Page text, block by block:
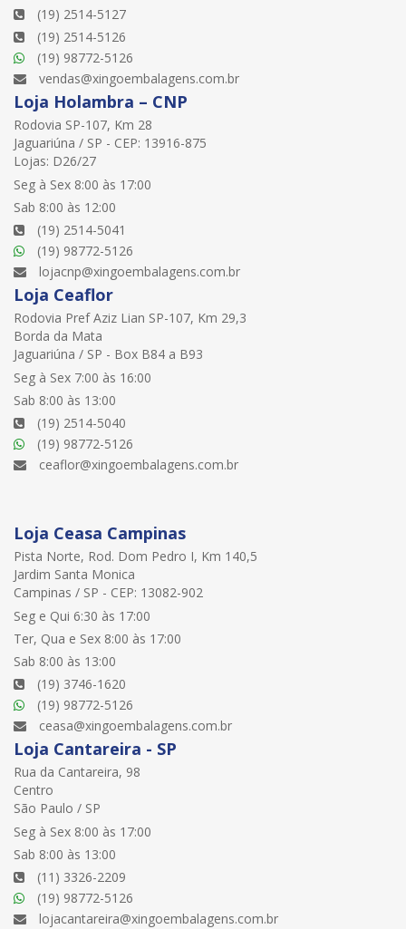
(19) 2514-5127
(19) 2514-5126
(19) 98772-5126
vendas@xingoembalagens.com.br
Loja Holambra – CNP
Rodovia SP-107, Km 28
Jaguariúna / SP - CEP: 13916-875
Lojas: D26/27
Seg à Sex 8:00 às 17:00
Sab 8:00 às 12:00
(19) 2514-5041
(19) 98772-5126
lojacnp@xingoembalagens.com.br
Loja Ceaflor
Rodovia Pref Aziz Lian SP-107, Km 29,3
Borda da Mata
Jaguariúna / SP - Box B84 a B93
Seg à Sex 7:00 às 16:00
Sab 8:00 às 13:00
(19) 2514-5040
(19) 98772-5126
ceaflor@xingoembalagens.com.br
Loja Ceasa Campinas
Pista Norte, Rod. Dom Pedro I, Km 140,5
Jardim Santa Monica
Campinas / SP - CEP: 13082-902
Seg e Qui 6:30 às 17:00
Ter, Qua e Sex 8:00 às 17:00
Sab 8:00 às 13:00
(19) 3746-1620
(19) 98772-5126
ceasa@xingoembalagens.com.br
Loja Cantareira - SP
Rua da Cantareira, 98
Centro
São Paulo / SP
Seg à Sex 8:00 às 17:00
Sab 8:00 às 13:00
(11) 3326-2209
(19) 98772-5126
lojacantareira@xingoembalagens.com.br